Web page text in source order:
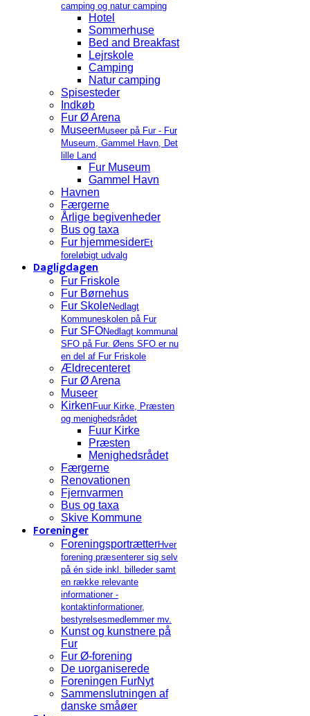
camping og natur camping
Hotel
Sommerhuse
Bed and Breakfast
Lejrskole
Camping
Natur camping
Spisesteder
Indkøb
Fur Ø Arena
MuseerMuseer på Fur - Fur
Museum, Gammel Havn, Det
lille Land
Fur Museum
Gammel Havn
Havnen
Færgerne
Årlige begivenheder
Bus og taxa
Fur hjemmesiderEt
foreløbigt udvalg
Dagligdagen
Fur Friskole
Fur Børnehus
Fur SkoleNedlagt
Kommuneskolen på Fur
Fur SFONedlagt kommunal
SFO på Fur. Øens SFO er nu
en del af Fur Friskole
Ældrecenteret
Fur Ø Arena
Museer
Kirken Fuur Kirke, Præsten
og menighedsrådet
Fuur Kirke
Præsten
Menighedsrådet
Færgerne
Renovationen
Fjernvarmen
Bus og taxa
Skive Kommune
Foreninger
ForeningsportrætterHver
forening præsenterer sig selv
på én side inkl. billeder samt
en række relevante
informationer -
kontaktinformationer,
bestyrelsesmedlemmer mv.
Kunst og kunstnere på
Fur
Fur Ø-forening
De uorganiserede
Foreningen FurNyt
Sammenslutningen af
danske småøer